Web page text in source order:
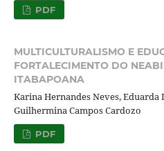
PDF
MULTICULTURALISMO E
FORTALECIMENTO DO
ITABAPOANA
Karina Hernandes Neves, Eduarda
Guilhermina Campos Cardozo
PDF